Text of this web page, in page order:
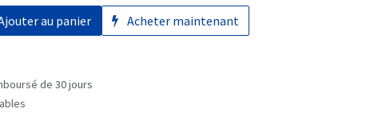
au panier Acheter maintenant
de 30 jours